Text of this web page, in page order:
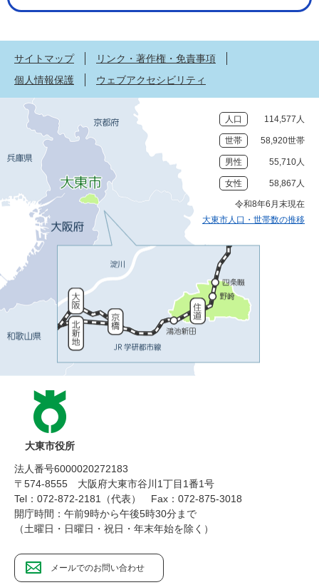
サイトマップ
リンク・著作権・免責事項
個人情報保護
ウェブアクセシビリティ
人口 114,577人
世帯 58,920世帯
男性 55,710人
女性 58,867人
令和8年6月末現在
大東市人口・世帯数の推移
大東市役所
法人番号6000020272183
〒574-8555 大阪府大東市谷川1丁目1番1号
Tel：072-872-2181（代表）
Fax：072-875-3018
開庁時間：午前9時から午後5時30分まで
（土曜日・日曜日・祝日・年末年始を除く）
メールでのお問い合わせ